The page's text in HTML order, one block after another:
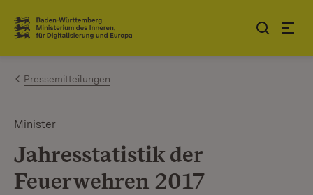
Zum Inhalt springen
Link zur Startseite
Pressemitteilungen
Minister
Jahresstatistik der
Feuerwehren 2017